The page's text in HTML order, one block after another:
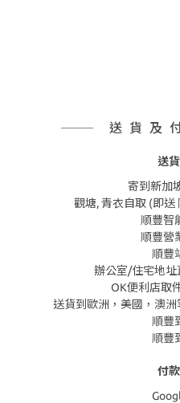
送貨及
送
寄到新加
觀塘, 青衣自取 (即送
順豐智
順豐營
順豐
辦公室/住宅地址
OK便利店取
送貨到歐洲，美國，澳洲
順豐
順豐
付